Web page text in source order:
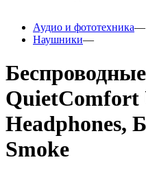
Аудио и фототехника
Наушники
Headphones,
Smoke